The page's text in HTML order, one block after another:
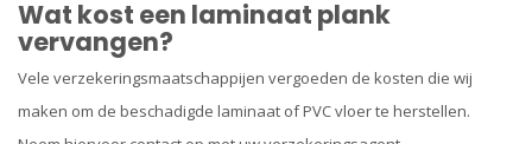
Wat kost een laminaat plank
vervangen?
Vele verzekeringsmaatschappijen vergoeden de kosten die wij
maken om de beschadigde laminaat of PVC vloer te herstellen.